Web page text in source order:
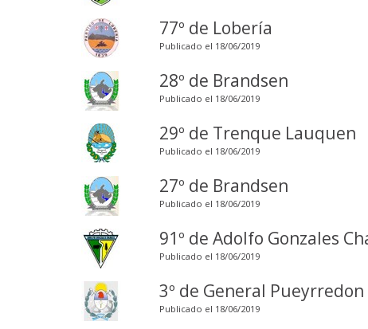
77º de Lobería
Publicado el 18/06/2019
28º de Brandsen
Publicado el 18/06/2019
29º de Trenque Lauquen
Publicado el 18/06/2019
27º de Brandsen
Publicado el 18/06/2019
91º de Adolfo Gonzales
Publicado el 18/06/2019
3º de General Pueyrredon
Publicado el 18/06/2019